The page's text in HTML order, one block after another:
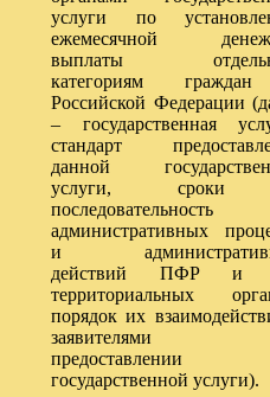
услуги по
ежемесячной
выплаты
категориям
Российской Федерации
– государственная
стандарт
данной
услуги,
последовательность
административных
и
действий ПФР и
территориальных
порядок их
заявителями
предоставлении
государственной услуги).